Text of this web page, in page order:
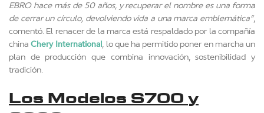
EBRO hace más de 50 años, y recuperar el nombre es una forma
de cerrar un círculo, devolviendo vida a una marca emblemática”,
comentó. El renacer de la marca está respaldado por la compañía
chinaChery International, lo que ha permitido poner en marcha un
plan de producción que combina innovación, sostenibilidad y
tradición.
Los Modelos S700 y